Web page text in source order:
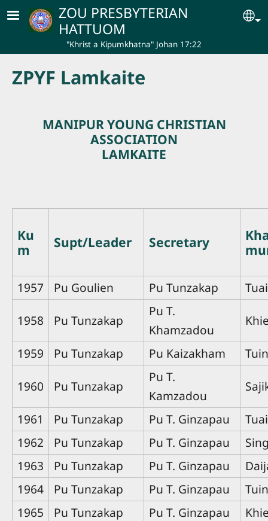
Skip to main contentZOU PRESBYTERIAN
HATTUOM
"Khrist a Kipumkhatna" Johan 17:22
ZPYF Lamkaite
MANIPUR YOUNG CHRISTIAN
ASSOCIATION
LAMKAITE
Ku
m
Supt/Leader Secretary
1957 Pu Goulien Pu Tunzakap
1958 Pu Tunzakap
Pu T.
Khamzadou
1959 Pu Tunzakap Pu Kaizakham
1960 Pu Tunzakap
Pu T.
Kamzadou
1961 Pu Tunzakap Pu T. Ginzapau
1962
Pu Tunzakap Pu T. Ginzapau
1963
Pu Tunzakap Pu T. Ginzapau
1964
Pu Tunzakap Pu T. Ginzapau
1965
Pu Tunzakap Pu T. Ginzapau